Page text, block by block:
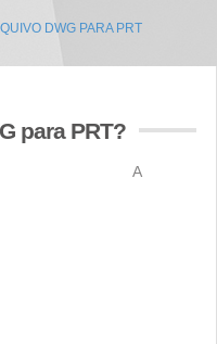
DWG PARA PRT
para PRT?
A